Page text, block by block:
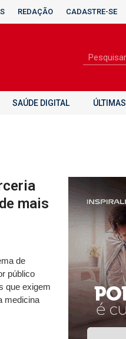
REDAÇÃO CADASTRE-SE
SAÚDE DIGITAL ÚLTIMAS
mais
de
público
que exigem
medicina